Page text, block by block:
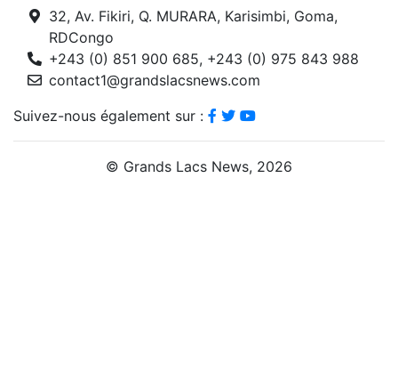
32, Av. Fikiri, Q. MURARA, Karisimbi, Goma,
RDCongo
+243 (0) 851 900 685, +243 (0) 975 843 988
contact1@grandslacsnews.com
Suivez-nous également sur :
© Grands Lacs News, 2026